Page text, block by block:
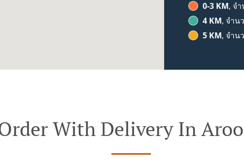
0-3 KM, จ
4 KM, จำน
5 KM, จำน
With Delivery In